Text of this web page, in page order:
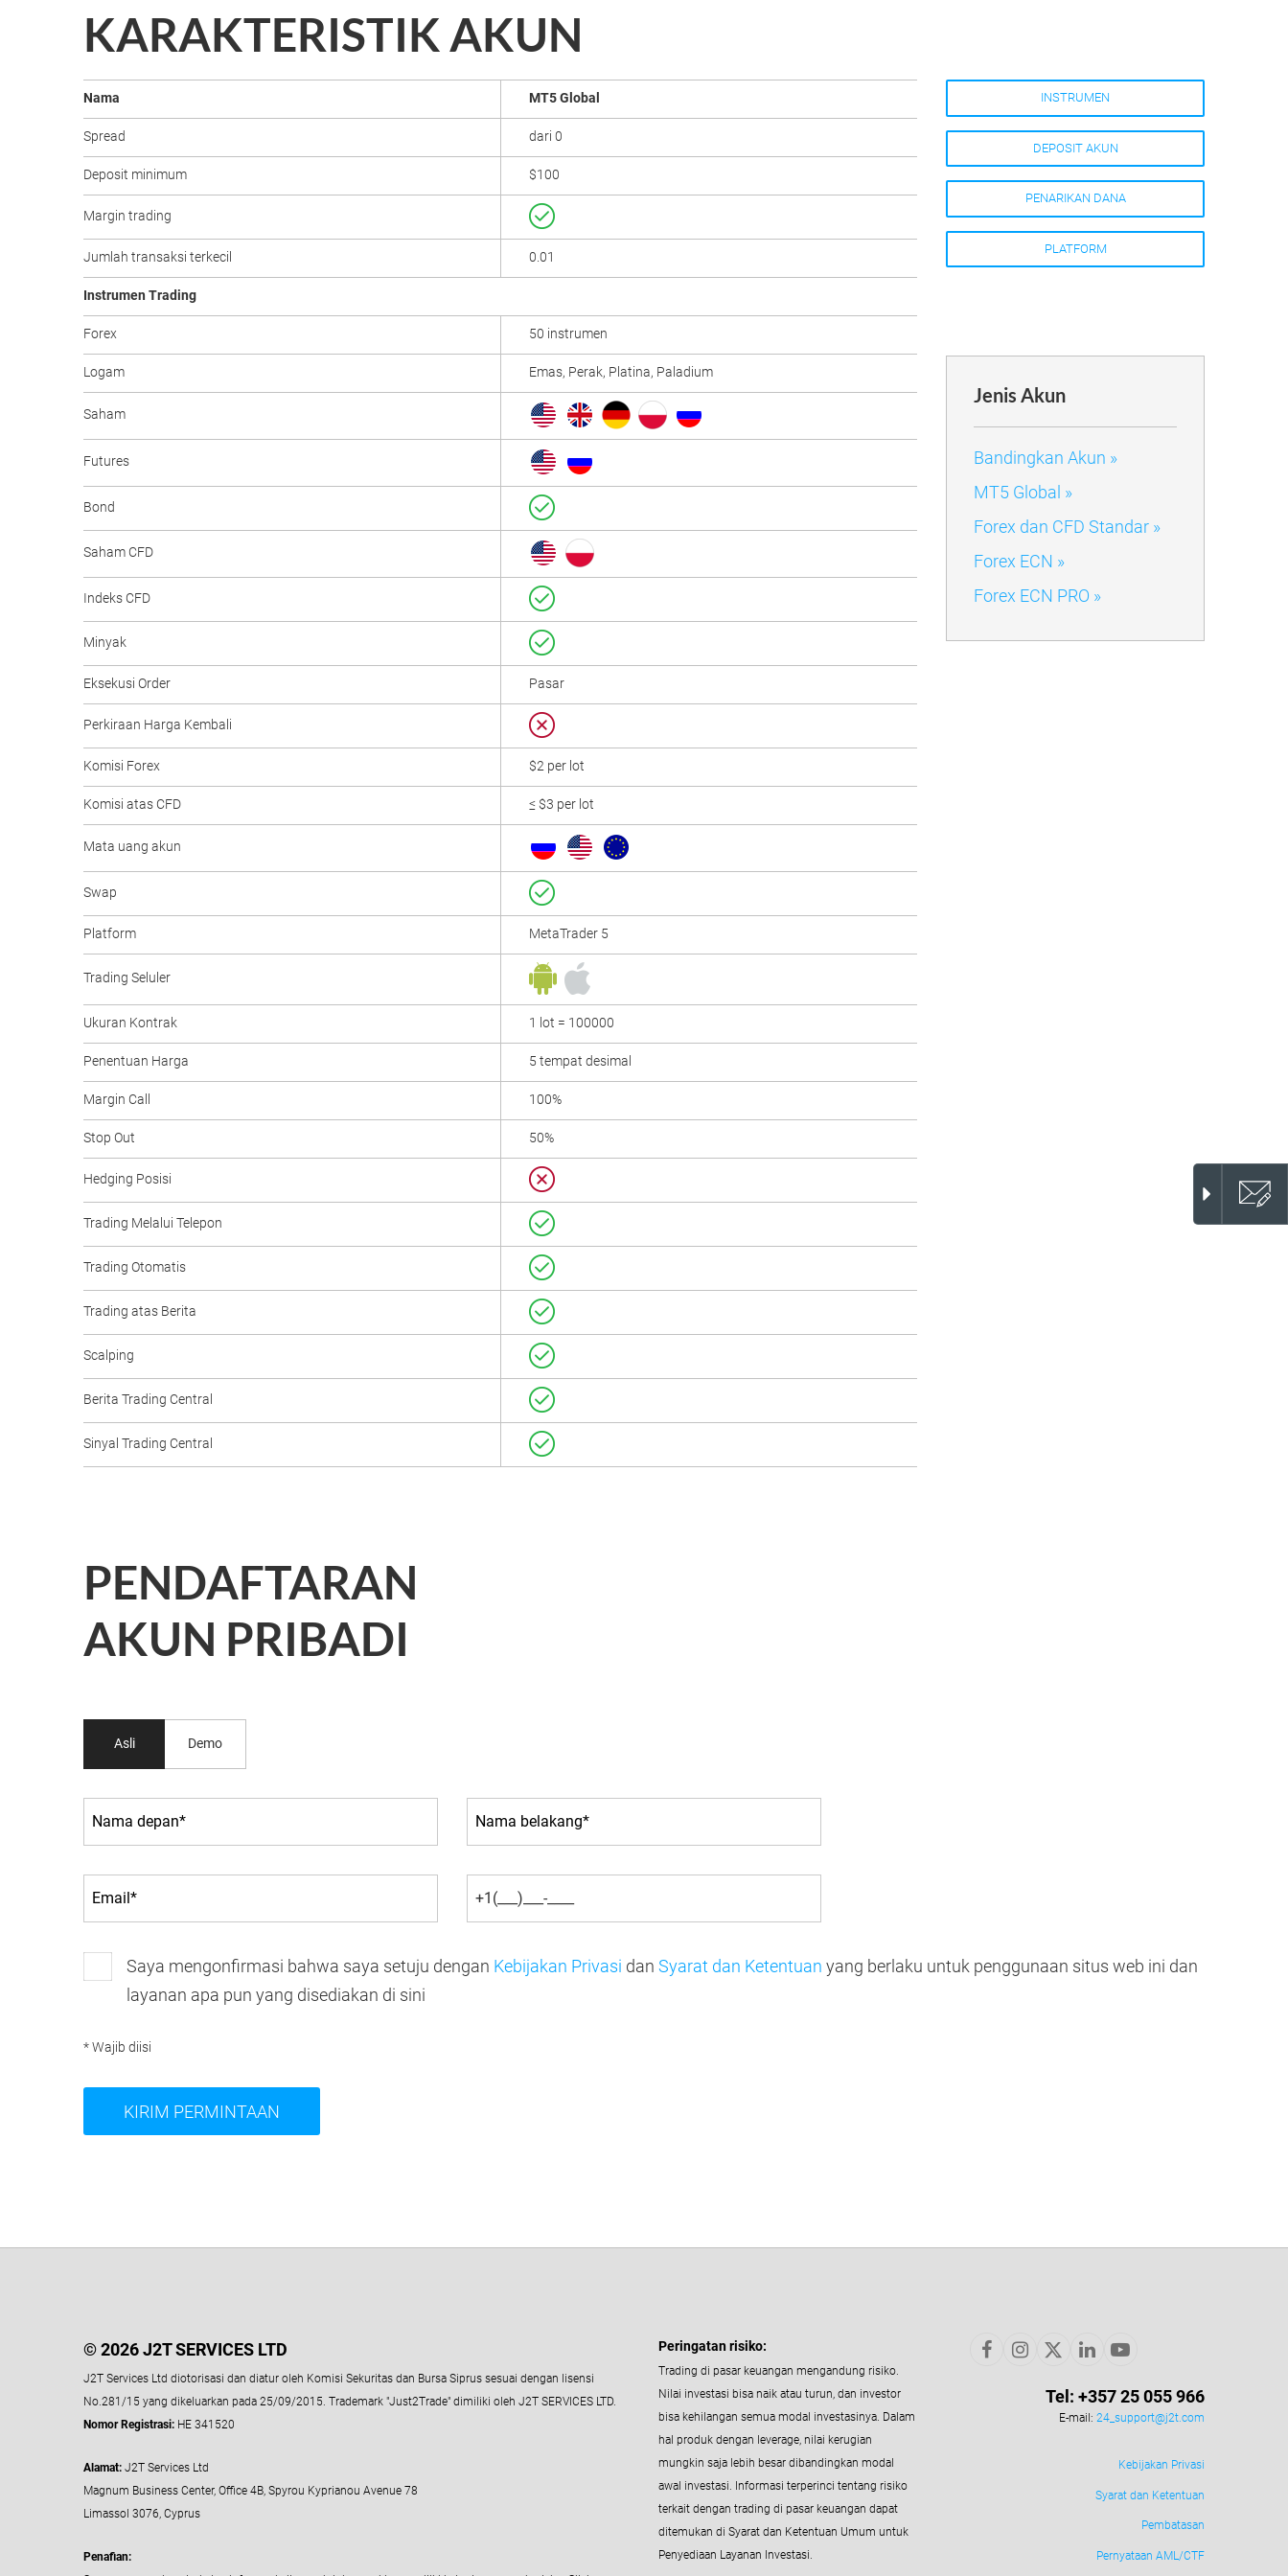
KARAKTERISTIK AKUN
Nama MT5 Global
Spread dari 0
Deposit minimum $100
Margin trading
Jumlah transaksi terkecil 0.01
Instrumen Trading
Forex 50 instrumen
Logam Emas, Perak, Platina, Paladium
Saham
Futures
Bond
Saham CFD
Indeks CFD
Minyak
Eksekusi Order Pasar
Perkiraan Harga Kembali
Komisi Forex $2 per lot
Komisi atas CFD ≤ $3 per lot
Mata uang akun
Swap
Platform MetaTrader 5
Trading Seluler
Ukuran Kontrak 1 lot = 100000
Penentuan Harga 5 tempat desimal
Margin Call 100%
Stop Out 50%
Hedging Posisi
Trading Melalui Telepon
Trading Otomatis
Trading atas Berita
Scalping
Berita Trading Central
Sinyal Trading Central
INSTRUMEN
DEPOSIT AKUN
PENARIKAN DANA
PLATFORM
Jenis Akun
Bandingkan Akun »
MT5 Global »
Forex dan CFD Standar »
Forex ECN »
Forex ECN PRO »
PENDAFTARAN
AKUN PRIBADI
Asli Demo
Saya mengonfirmasi bahwa saya setuju dengan Kebijakan Privasi dan Syarat dan Ketentuan yang berlaku untuk penggunaan situs web ini dan
layanan apa pun yang disediakan di sini
* Wajib diisi
© 2026 J2T SERVICES LTD
J2T Services Ltd diotorisasi dan diatur oleh Komisi Sekuritas dan Bursa Siprus sesuai dengan lisensi
No.281/15 yang dikeluarkan pada 25/09/2015. Trademark "Just2Trade" dimiliki oleh J2T SERVICES LTD.
Nomor Registrasi: HE 341520
Alamat: J2T Services Ltd
Magnum Business Center, Office 4B, Spyrou Kyprianou Avenue 78
Limassol 3076, Cyprus
Penafian:
Peringatan risiko:
Trading di pasar keuangan mengandung risiko.
Nilai investasi bisa naik atau turun, dan investor
bisa kehilangan semua modal investasinya. Dalam
hal produk dengan leverage, nilai kerugian
mungkin saja lebih besar dibandingkan modal
awal investasi. Informasi terperinci tentang risiko
terkait dengan trading di pasar keuangan dapat
ditemukan di Syarat dan Ketentuan Umum untuk
Penyediaan Layanan Investasi.
Tel: +357 25 055 966
E-mail: 24_support@j2t.com
Kebijakan Privasi
Syarat dan Ketentuan
Pembatasan
Pernyataan AML/CTF